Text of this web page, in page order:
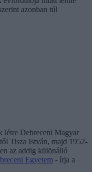
azonban túl
létre Debreceni Magyar
Tisza István, majd 1952-
az addig különálló
Egyetem - írja a